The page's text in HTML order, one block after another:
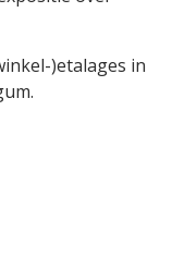
)etalages in